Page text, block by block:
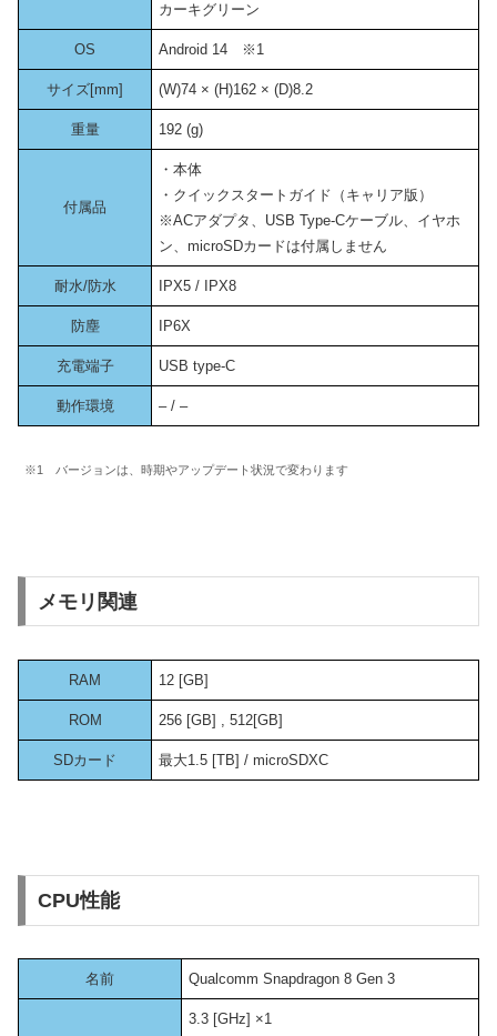
カーキグリーン
OS Android 14 ※1
サイズ[mm] (W)74 × (H)162 × (D)8.2
重量 192 (g)
付属品
・本体
・クイックスタートガイド（キャリア版）
※ACアダプタ、USB Type-Cケーブル、イヤホ
ン、microSDカードは付属しません
耐水/防水 IPX5 / IPX8
防塵 IP6X
充電端子 USB type-C
動作環境 – / –
※1 バージョンは、時期やアップデート状況で変わります
メモリ関連
RAM 12 [GB]
ROM 256 [GB] , 512[GB]
SDカード 最大1.5 [TB] / microSDXC
CPU性能
名前 Qualcomm Snapdragon 8 Gen 3
3.3 [GHz] ×1